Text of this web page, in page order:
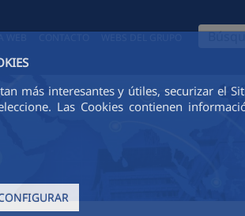
más interesantes y útiles, securizar el
Las Cookies contienen